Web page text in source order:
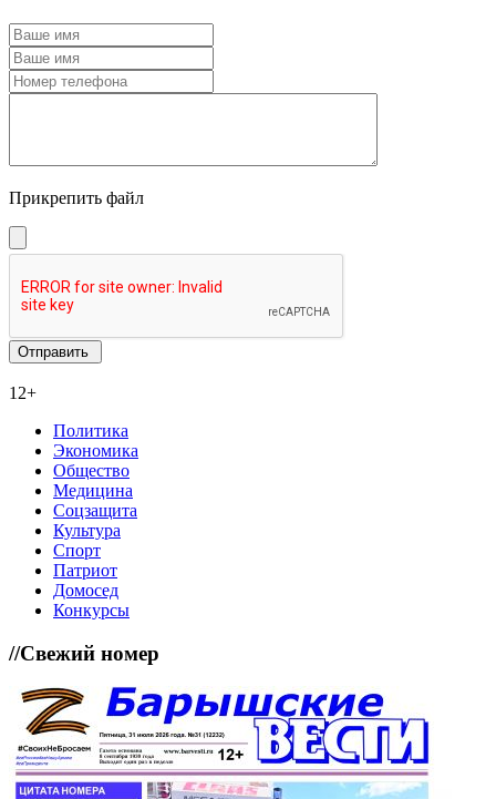
Прикрепить файл
12+
Политика
Экономика
Общество
Медицина
Соцзащита
Культура
Спорт
Патриот
Домосед
Конкурсы
//Свежий номер